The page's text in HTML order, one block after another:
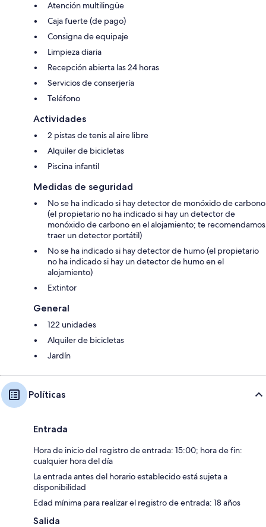
Atención multilingüe
Caja fuerte (de pago)
Consigna de equipaje
Limpieza diaria
Recepción abierta las 24 horas
Servicios de conserjería
Teléfono
Actividades
2 pistas de tenis al aire libre
Alquiler de bicicletas
Piscina infantil
Medidas de seguridad
No se ha indicado si hay detector de monóxido de carbono
(el propietario no ha indicado si hay un detector de
monóxido de carbono en el alojamiento; te recomendamos
traer un detector portátil)
No se ha indicado si hay detector de humo (el propietario
no ha indicado si hay un detector de humo en el
alojamiento)
Extintor
General
122 unidades
Alquiler de bicicletas
Jardín
Políticas
Entrada
Hora de inicio del registro de entrada: 15:00; hora de fin:
cualquier hora del día
La entrada antes del horario establecido está sujeta a
disponibilidad
Edad mínima para realizar el registro de entrada: 18 años
Salida